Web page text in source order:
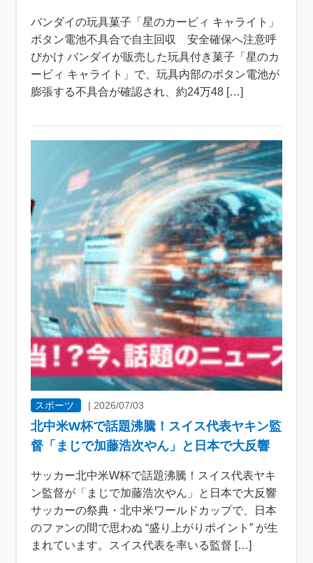
バンダイの玩具菓子「星のカービィ キャライト」
ボタン電池不具合で自主回収 安全確保へ注意呼
びかけ バンダイが販売した玩具付き菓子「星のカ
ービィ キャライト」で、玩具内部のボタン電池が
膨張する不具合が確認され、約24万48 […]
スポーツ | 2026/07/03
北中米W杯で話題沸騰！スイス代表ヤキン監
督「まじで加藤浩次やん」と日本で大反響
サッカー北中米W杯で話題沸騰！スイス代表ヤキ
ン監督が「まじで加藤浩次やん」と日本で大反響
サッカーの祭典・北中米ワールドカップで、日本
のファンの間で思わぬ “盛り上がりポイント” が生
まれています。スイス代表を率いる監督 […]